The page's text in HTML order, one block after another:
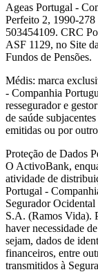
Ageas Portugal -
Perfeito 2, 1990-
503454109. CRC
ASF 1129, no Site
Fundos de Pensões.
Médis: marca
- Companhia
ressegurador e
de saúde
emitidas ou por
Proteção de Dados
O ActivoBank,
atividade de
Portugal -
Segurador
S.A. (Ramos Vida).
haver necessidade
sejam, dados de
financeiros, entre
transmitidos à